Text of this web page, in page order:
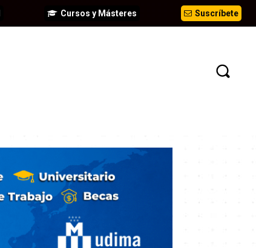
Suscríbete
Cursos y Másteres